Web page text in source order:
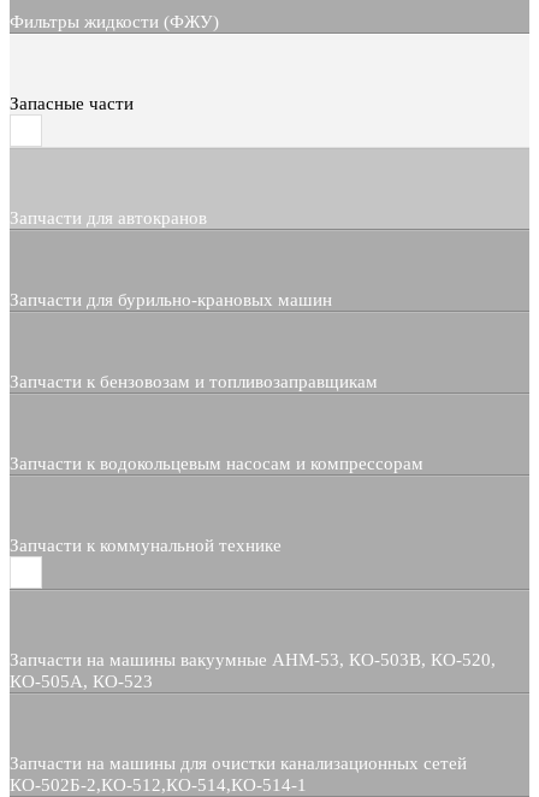
Фильтры жидкости (ФЖУ)
Запасные части
Запчасти для автокранов
Запчасти для бурильно-крановых машин
Запчасти к бензовозам и топливозаправщикам
Запчасти к водокольцевым насосам и компрессорам
Запчасти к коммунальной технике
Запчасти на машины вакуумные АНМ-53, КО-503В, КО-520,
КО-505А, КО-523
Запчасти на машины для очистки канализационных сетей
КО-502Б-2,КО-512,КО-514,КО-514-1